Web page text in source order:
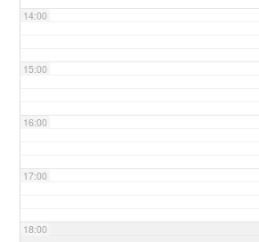
14:00
15:00
16:00
17:00
18:00